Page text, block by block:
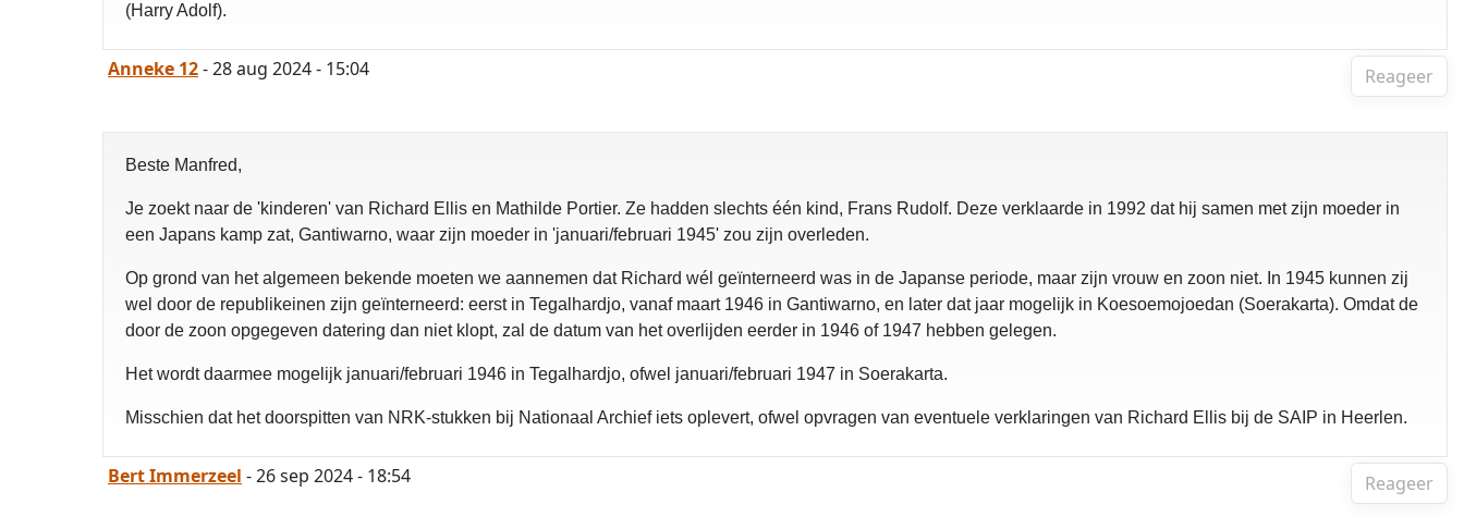
(Harry Adolf).
Reageer
Anneke 12- 28 aug 2024 - 15:04
Beste Manfred,
Je zoekt naar de 'kinderen' van Richard Ellis en Mathilde Portier. Ze hadden slechts één kind, Frans Rudolf. Deze verklaarde in 1992 dat hij samen met zijn moeder in
een Japans kamp zat, Gantiwarno, waar zijn moeder in 'januari/februari 1945' zou zijn overleden.
Op grond van het algemeen bekende moeten we aannemen dat Richard wél geïnterneerd was in de Japanse periode, maar zijn vrouw en zoon niet. In 1945 kunnen zij
wel door de republikeinen zijn geïnterneerd: eerst in Tegalhardjo, vanaf maart 1946 in Gantiwarno, en later dat jaar mogelijk in Koesoemojoedan (Soerakarta). Omdat de
door de zoon opgegeven datering dan niet klopt, zal de datum van het overlijden eerder in 1946 of 1947 hebben gelegen.
Het wordt daarmee mogelijk januari/februari 1946 in Tegalhardjo, ofwel januari/februari 1947 in Soerakarta.
Misschien dat het doorspitten van NRK-stukken bij Nationaal Archief iets oplevert, ofwel opvragen van eventuele verklaringen van Richard Ellis bij de SAIP in Heerlen.
Reageer
Bert Immerzeel - 26 sep 2024 - 18:54